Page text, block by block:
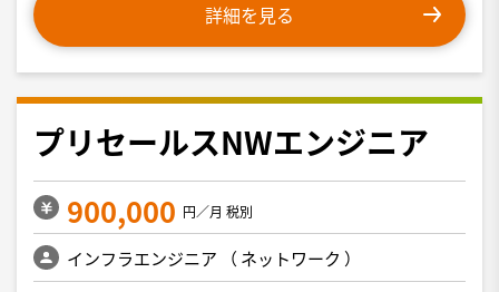
詳細を見る
プリセールスNWエンジニア
900,000 円／月 税別
インフラエンジニア （ ネットワーク ）